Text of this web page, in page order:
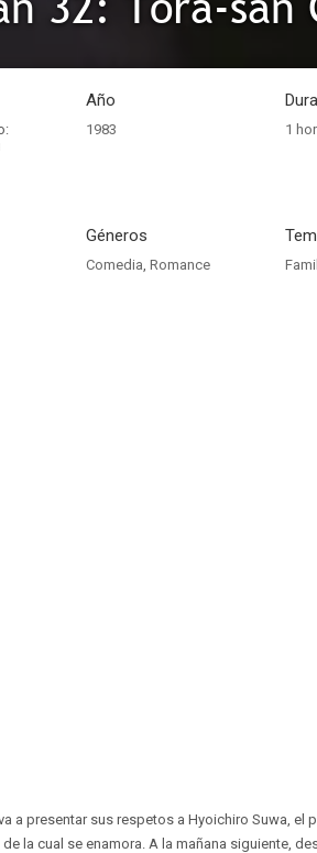
Año
1983 1
Géneros
Comedia, Romance
a presentar sus respetos a Hyoichiro Suwa,
la cual se enamora. A la mañana siguiente,